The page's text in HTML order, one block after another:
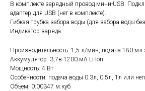
В комплекте зарядный провод мини-USB.
адаптер для USB (нет в комплекте).
Гибкая трубка забора воды (для забора воды без
Индикатор заряда.
Производительность: 1,5 л/мин, подача 180 мл
Аккумулятор: 3,7в-1200 мА Li-Ion
Мощность: 4 Вт
Особенности: подача воды 0.3л, 0.5л, 1л или
Объем: 0.00347 м.куб